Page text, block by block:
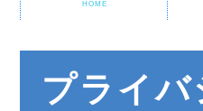
HOME
プライ